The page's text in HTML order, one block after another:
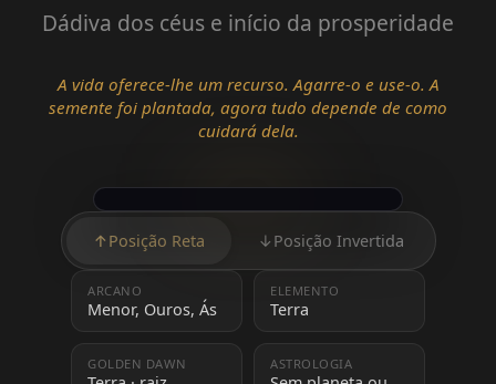
Dádiva dos céus e início da prosperidade
A vida oferece-lhe um recurso. Agarre-o e use-o. A
semente foi plantada, agora tudo depende de como
cuidará dela.
↑ Posição Reta ↓ Posição Invertida
ARCANO
Menor, Ouros, Ás
ELEMENTO
Terra
GOLDEN DAWN ASTROLOGIA